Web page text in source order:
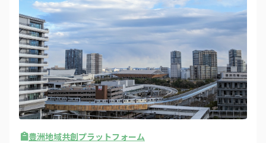
豊洲地域共創プラットフォーム